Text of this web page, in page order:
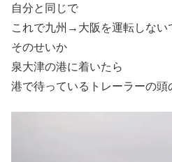
自分と同じで
これで九州→大阪を運転しない
そのせいか
泉大津の港に着いたら
港で待っているトレーラーの頭